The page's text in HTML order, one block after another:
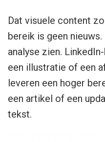
Dat visuele content
bereik is geen
analyse zien.
een illustratie of een
leveren een hoger
een artikel of een
tekst.